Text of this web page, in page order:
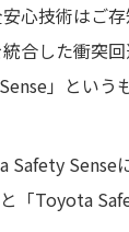
心技術はご
合した衝突回
」という
Safety Sense
「Toyota